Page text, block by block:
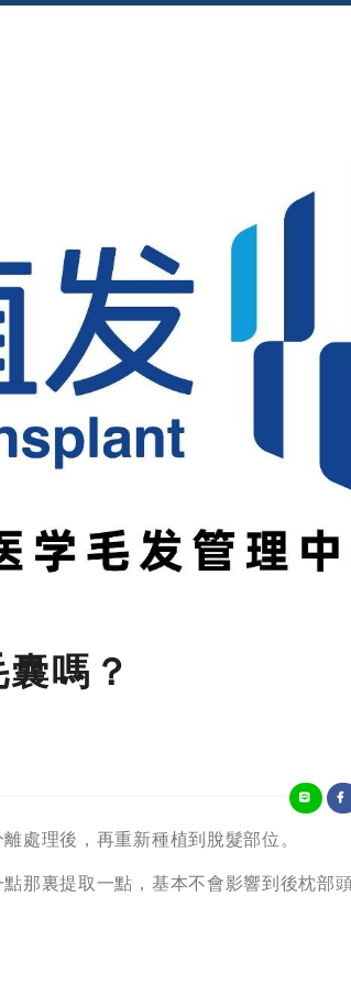
嗎？
處理後，再重新種植到脫髮部位。
那裏提取一點，基本不會影響到後枕部